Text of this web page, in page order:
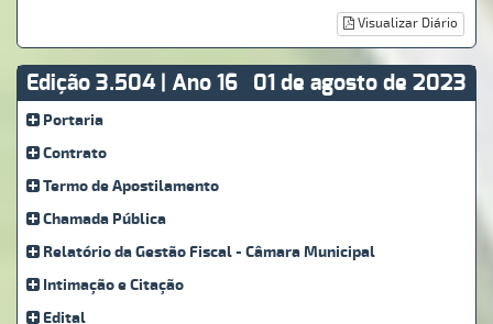
Visualizar Diário
Edição 3.504 | Ano 16 01 de agosto de 2023
Portaria
Contrato
Termo de Apostilamento
Chamada Pública
Relatório da Gestão Fiscal - Câmara Municipal
Intimação e Citação
Edital